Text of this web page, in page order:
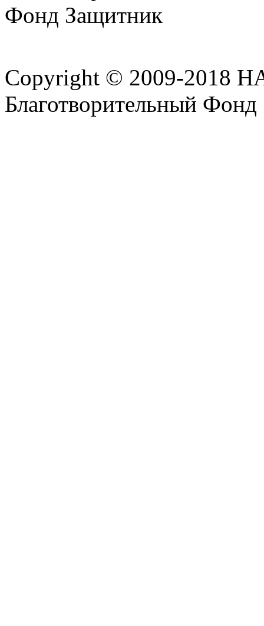
Copyright © 2009-2018
Благотворительный